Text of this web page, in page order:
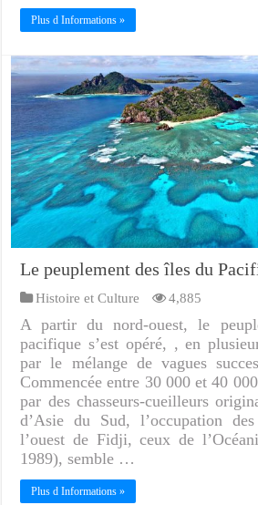
Plus d Informations »
Le peuplement des îles du
Histoire et Culture 4,885
A partir du nord-ouest, le
pacifique s’est opéré, , en
par le mélange de vagues
Commencée entre 30 000 et 40
par des chasseurs-cueilleurs
d’Asie du Sud, l’occupation
l’ouest de Fidji, ceux de
1989), semble …
Plus d Informations »